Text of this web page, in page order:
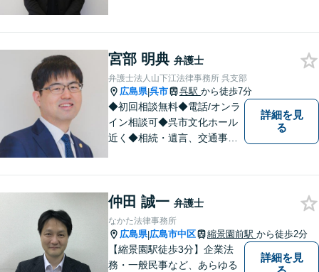
指します。ぜひ一度ご相談に
いらしてください。【駐車場
有】
宮部 明典 弁護士
弁護士法人山下江法律事務所 呉支部
広島県|呉市 呉駅 から徒歩7分
◆初回相談無料◆電話/オンラ
イン相談可◆呉市文化ホール
近く◆相続・遺言、交通事
など。話しにくいことも安心
してご相談ください。あなた
の気持ちに寄り添い、丁寧に
お応えします。
詳細を見
る
仲田 誠一 弁護士
なかた法律事務所
広島県|広島市中区 縮景園前駅 から徒歩2分
【縮景園駅徒歩3分】企業法
務・一般民事など、あらゆる
詳細を見